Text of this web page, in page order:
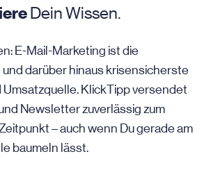
Dein Wissen.
E-Mail-Marketing ist die
darüber hinaus krisensicherste
KlickTipp versendet
Newsletter zuverlässig zum
– auch wenn Du gerade am
baumeln lässt.